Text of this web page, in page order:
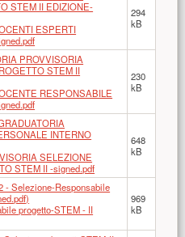
ESPERTI
294
kB
RESPONSABILE
230
kB
SELEZIONE
STEM II -signed.pdf
648
kB
progetto-STEM - II
969
kB